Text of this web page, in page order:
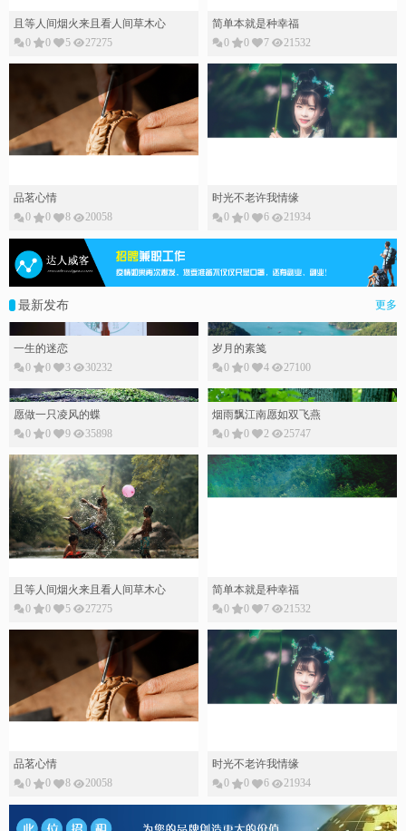
且等人间烟火来且看人间草木心
0
0 5 27275
简单本就是种幸福
0
0 7 21532
品茗心情
0
0 8 20058
时光不老许我情缘
0
0 6 21934
最新发布 更多
一生的迷恋
0
0 3 30232
岁月的素䇳
0
0 4 27100
愿做一只凌风的蝶
0
0 9 35898
烟雨飘江南愿如双飞燕
0
0 2 25747
且等人间烟火来且看人间草木心
0
0 5 27275
简单本就是种幸福
0
0 7 21532
品茗心情
0
0 8 20058
时光不老许我情缘
0
0 6 21934